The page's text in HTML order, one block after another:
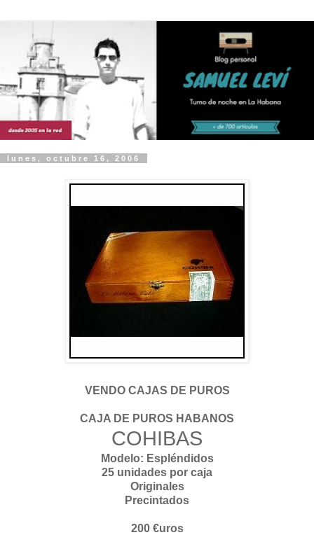
lunes, octubre 16, 2006
VENDO CAJAS DE PUROS
CAJA DE PUROS HABANOS
COHIBAS
Modelo: Espléndidos
25 unidades por caja
Originales
Precintados
200 €uros